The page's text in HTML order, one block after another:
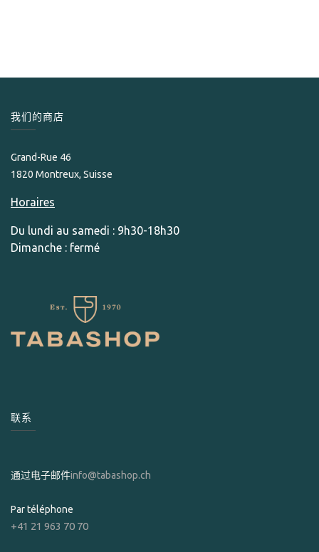
我们的商店
Grand-Rue 46
1820 Montreux, Suisse
Horaires
Du lundi au samedi : 9h30-18h30
Dimanche : fermé
联系
通过电子邮件info@tabashop.ch
Par téléphone
+41 21 963 70 70